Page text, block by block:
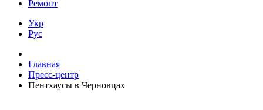
Ремонт
Укр
Рус
Главная
Пресс-центр
Пентхаусы в Черновцах